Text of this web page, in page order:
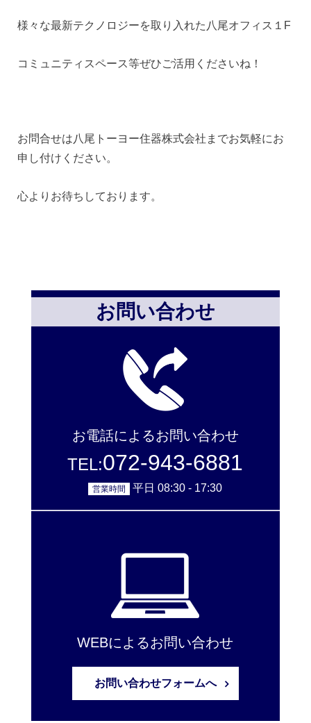
様々な最新テクノロジーを取り入れた八尾オフィス１F
コミュニティスペース等ぜひご活用くださいね！
お問合せは八尾トーヨー住器株式会社までお気軽にお
申し付けください。
心よりお待ちしております。
お問い合わせ
お電話によるお問い合わせ
TEL:072-943-6881
営業時間 平日 08:30 - 17:30
WEBによるお問い合わせ
お問い合わせフォームへ